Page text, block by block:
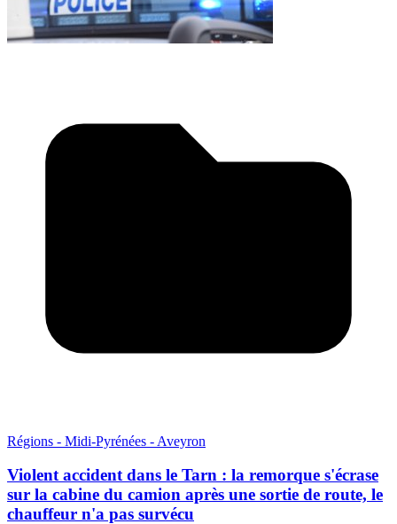
Régions - Midi-Pyrénées - Aveyron
Violent accident dans le Tarn : la remorque s'écrase
sur la cabine du camion après une sortie de route, le
chauffeur n'a pas survécu